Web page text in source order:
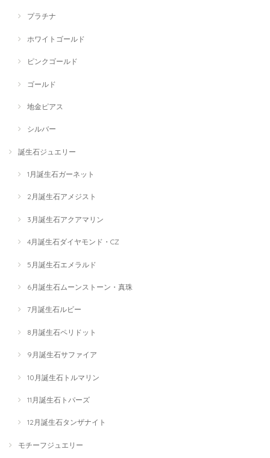
プラチナ
ホワイトゴールド
ピンクゴールド
ゴールド
地金ピアス
シルバー
誕生石ジュエリー
1月誕生石ガーネット
2月誕生石アメジスト
3月誕生石アクアマリン
4月誕生石ダイヤモンド・CZ
5月誕生石エメラルド
6月誕生石ムーンストーン・真珠
7月誕生石ルビー
8月誕生石ペリドット
9月誕生石サファイア
10月誕生石トルマリン
11月誕生石トパーズ
12月誕生石タンザナイト
モチーフジュエリー